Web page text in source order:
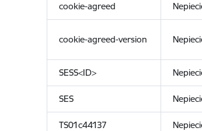
cookie-agreed
cookie-agreed-version
SESS<ID>
SES
TS01c44137